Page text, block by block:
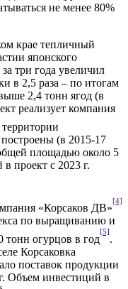
не менее 80%
крае тепличный
японского
три года увеличил
в 2,5 раза – по итогам
2,4 тонн ягод (в
реализует компания
(в 2015-17
площадью около 5
проект с 2023 г.
«Корсаков ДВ»
[4]
по выращиванию и
тонн огурцов в год
[5]
.
Корсаковка
поставок продукции
Объем инвестиций в